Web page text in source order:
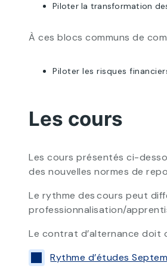
Piloter la transformation
À ces blocs communs de
Piloter les risques
Les cours
Les cours présentés ci-
des nouvelles normes de
Le rythme des cours peut
professionnalisation/
Le contrat d’alternance doit
Rythme d’études